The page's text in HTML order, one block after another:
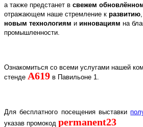
а также предстанет в свежем
отражающем наше стремление к развитию
новым технологиям и инновациям на
промышленности.
Ознакомиться со всеми услугами нашей
стенде A619 в Павильоне 1.
Для бесплатного посещения выставки
указав промокод permanent23